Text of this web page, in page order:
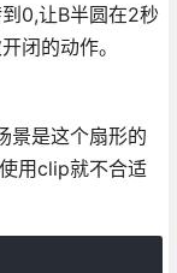
0,让B半圆在2秒
闭的动作。
景是这个扇形的
用clip就不合适